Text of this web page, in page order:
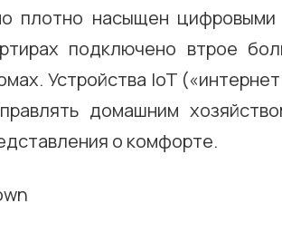
плотно насыщен цифровыми
подключено втрое
Устройства IoT
домашним
о комфорте.